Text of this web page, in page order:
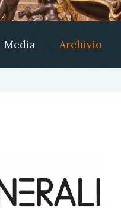
Media Archivio